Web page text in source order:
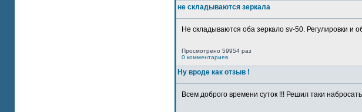
не складываются зеркала
Не складываются оба зеркало sv-50. Регулировки и
Просмотрено 59954 раз
0 комментариев
Ну вроде как отзыв !
Всем доброго времени суток !!! Решил таки